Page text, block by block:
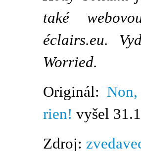
také
éclairs.eu.
Worried.
Originál:
rien! vyšel
Zdroj: